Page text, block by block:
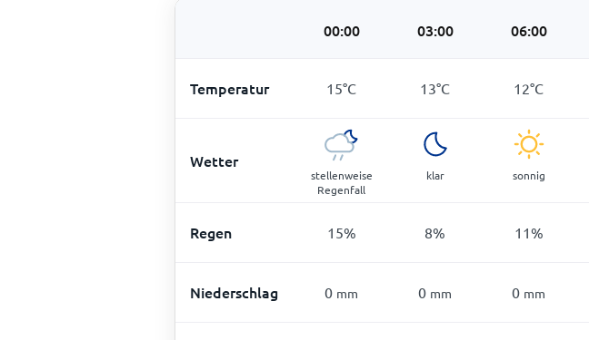
00:00 03:00 06:00
Temperatur 15°C 13°C 12°C
Wetter
stellenweise
Regenfall
klar sonnig
Regen 15% 8% 11%
Niederschlag 0 mm 0 mm 0 mm